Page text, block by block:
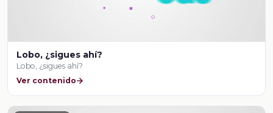
Lobo, ¿sigues ahí?
Lobo, ¿sigues ahí?
Ver contenido